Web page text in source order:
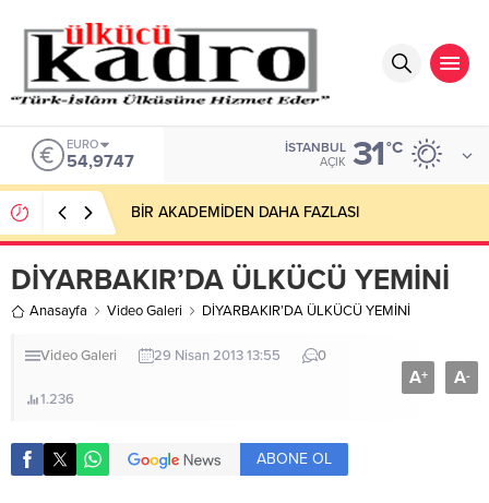
EURO
54,9747
İSTANBUL
AÇIK 31°C
BİR AKADEMİDEN DAHA FAZLASI
DİYARBAKIR’DA ÜLKÜCÜ YEMİNİ
Anasayfa Video Galeri DİYARBAKIR’DA ÜLKÜCÜ YEMİNİ
Video Galeri 29 Nisan 2013 13:55 0
1.236
A+ A-
ABONE OL